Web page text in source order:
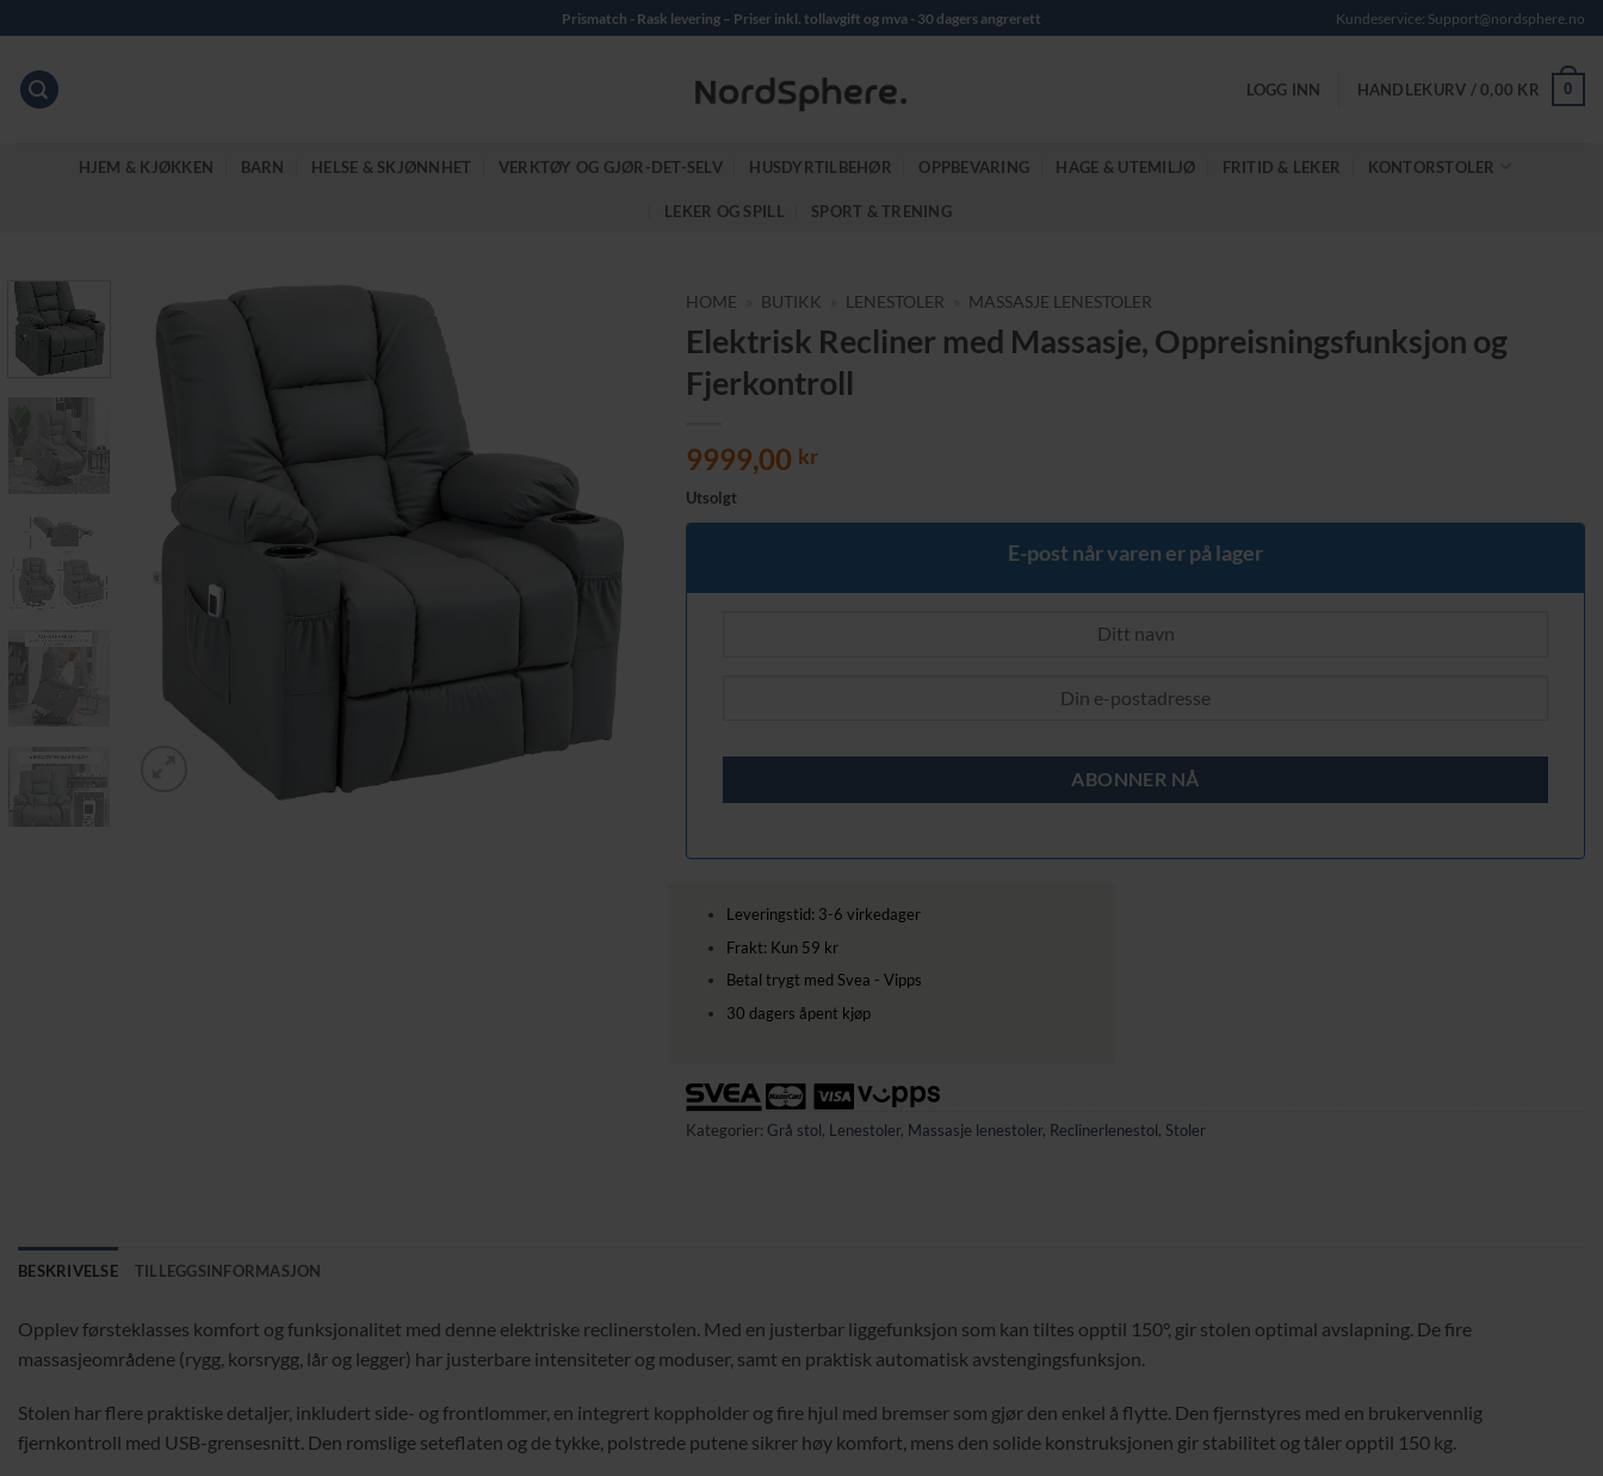
to
content
Prismatch - Rask levering – Priser inkl. tollavgift og mva - 30 dagers angrerett Kundeservice: Support@nordsphere.no
LOGG INN HANDLEKURV /0,00 KR 0
HJEM & KJØKKEN BARN HELSE & SKJØNNHET VERKTØY OG GJØR-DET-SELV HUSDYRTILBEHØR OPPBEVARING HAGE & UTEMILJØ FRITID & LEKER KONTORSTOLER
LEKER OG SPILL SPORT & TRENING
HOME BUTIKK LENESTOLER MASSASJE LENESTOLER
Elektrisk Recliner med Massasje, Oppreisningsfunksjon og
Fjerkontroll
9999,00 kr
Utsolgt
E-post når varen er på lager
Leveringstid: 3-6 virkedager
Frakt: Kun 59 kr
Betal trygt med Svea - Vipps
30 dagers åpent kjøp
Kategorier: Grå stol, Lenestoler, Massasje lenestoler, Reclinerlenestol, Stoler
BESKRIVELSE TILLEGGSINFORMASJON
Opplev førsteklasses komfort og funksjonalitet med denne elektriske reclinerstolen. Med en justerbar liggefunksjon som kan tiltes opptil 150°, gir stolen optimal avslapning. De fire
massasjeområdene (rygg, korsrygg, lår og legger) har justerbare intensiteter og moduser, samt en praktisk automatisk avstengingsfunksjon.
Stolen har flere praktiske detaljer, inkludert side- og frontlommer, en integrert koppholder og fire hjul med bremser som gjør den enkel å flytte. Den fjernstyres med en brukervennlig
fjernkontroll med USB-grensesnitt. Den romslige seteflaten og de tykke, polstrede putene sikrer høy komfort, mens den solide konstruksjonen gir stabilitet og tåler opptil 150 kg.